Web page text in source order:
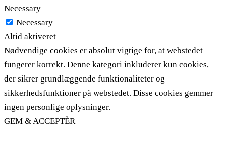
Necessary
Necessary
Altid aktiveret
Nødvendige cookies er absolut vigtige for, at webstedet
fungerer korrekt. Denne kategori inkluderer kun cookies,
der sikrer grundlæggende funktionaliteter og
sikkerhedsfunktioner på webstedet. Disse cookies gemmer
ingen personlige oplysninger.
GEM & ACCEPTÈR